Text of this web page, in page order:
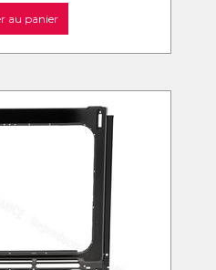
au panier